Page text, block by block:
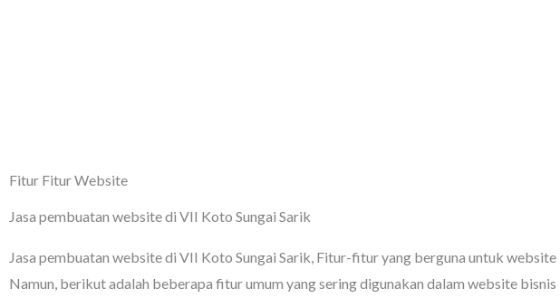
Fitur Fitur Website
Jasa pembuatan website di VII Koto Sungai Sarik
Jasa pembuatan website di VII Koto Sungai Sarik, Fitur-fitur yang berguna untuk
Namun, berikut adalah beberapa fitur umum yang sering digunakan dalam website bisnis